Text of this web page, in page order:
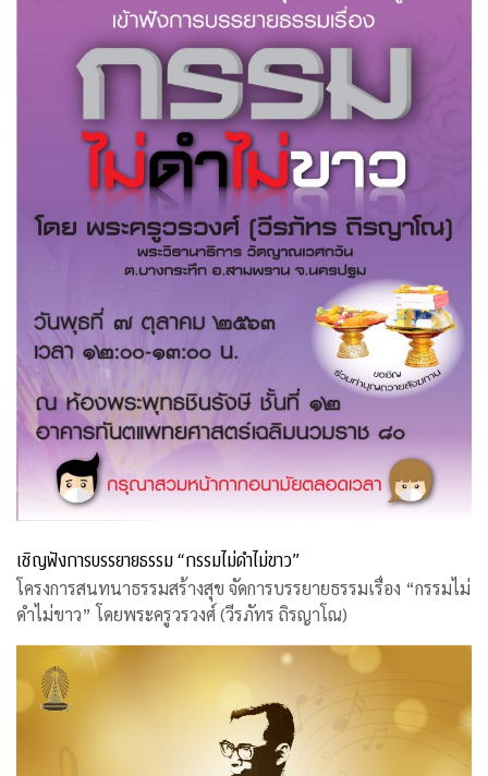
เชิญฟังการบรรยายธรรม “กรรมไม่ดำไม่ขาว”
โครงการสนทนาธรรมสร้างสุข จัดการบรรยายธรรมเรื่อง “กรรมไม่
ดำไม่ขาว” โดยพระครูวรวงศ์ (วีรภัทร ถิรญาโณ)